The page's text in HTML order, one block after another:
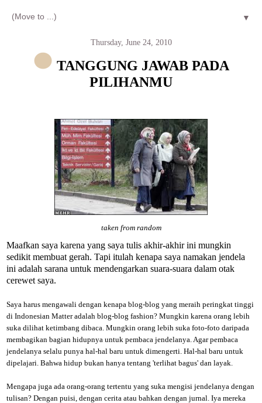
▼
Thursday, June 24, 2010
TANGGUNG JAWAB PADA
PILIHANMU
taken from random
Maafkan saya karena yang saya tulis akhir-akhir ini mungkin
sedikit membuat gerah. Tapi itulah kenapa saya namakan jendela
ini adalah sarana untuk mendengarkan suara-suara dalam otak
cerewet saya.
Saya harus mengawali dengan kenapa blog-blog yang meraih peringkat tinggi
di Indonesian Matter adalah blog-blog fashion? Mungkin karena orang lebih
suka dilihat ketimbang dibaca. Mungkin orang lebih suka foto-foto daripada
membagikan bagian hidupnya untuk pembaca jendelanya. Agar pembaca
jendelanya selalu punya hal-hal baru untuk dimengerti. Hal-hal baru untuk
dipelajari. Bahwa hidup bukan hanya tentang 'terlihat bagus' dan layak.
Mengapa juga ada orang-orang tertentu yang suka mengisi jendelanya dengan
tulisan? Dengan puisi, dengan cerita atau bahkan dengan jurnal. Iya mereka